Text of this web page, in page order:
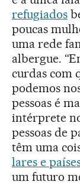
refugiados
poucas
uma rede
albergue.
curdas com
podemos
pessoas é
intérprete
pessoas de
têm uma
lares e
um futuro